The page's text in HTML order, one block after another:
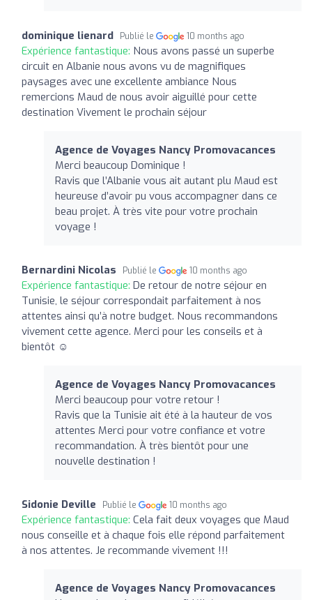
dominique lienard Publié le 10 months ago
Expérience fantastique: Nous avons passé un superbe
circuit en Albanie nous avons vu de magnifiques
paysages avec une excellente ambiance Nous
remercions Maud de nous avoir aiguillé pour cette
destination Vivement le prochain séjour
Agence de Voyages Nancy Promovacances
Merci beaucoup Dominique !
Ravis que l’Albanie vous ait autant plu Maud est
heureuse d’avoir pu vous accompagner dans ce
beau projet. À très vite pour votre prochain
voyage !
Bernardini Nicolas Publié le 10 months ago
Expérience fantastique: De retour de notre séjour en
Tunisie, le séjour correspondait parfaitement à nos
attentes ainsi qu’à notre budget. Nous recommandons
vivement cette agence. Merci pour les conseils et à
bientôt ☺️
Agence de Voyages Nancy Promovacances
Merci beaucoup pour votre retour !
Ravis que la Tunisie ait été à la hauteur de vos
attentes Merci pour votre confiance et votre
recommandation. À très bientôt pour une
nouvelle destination !
Sidonie Deville Publié le 10 months ago
Expérience fantastique: Cela fait deux voyages que Maud
nous conseille et à chaque fois elle répond parfaitement
à nos attentes. Je recommande vivement !!!
Agence de Voyages Nancy Promovacances